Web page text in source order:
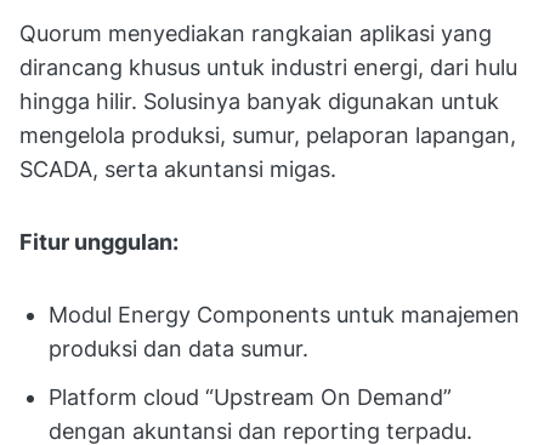
Quorum menyediakan rangkaian aplikasi yang
dirancang khusus untuk industri energi, dari hulu
hingga hilir. Solusinya banyak digunakan untuk
mengelola produksi, sumur, pelaporan lapangan,
SCADA, serta akuntansi migas.
Fitur unggulan:
Modul Energy Components untuk manajemen
produksi dan data sumur.
Platform cloud “Upstream On Demand”
dengan akuntansi dan reporting terpadu.